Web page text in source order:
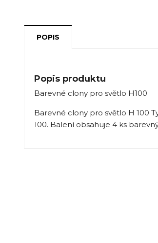
POPIS
Popis produktu
Barevné clony pro světlo H100
Barevné clony pro světlo H 100
100. Balení obsahuje 4 ks